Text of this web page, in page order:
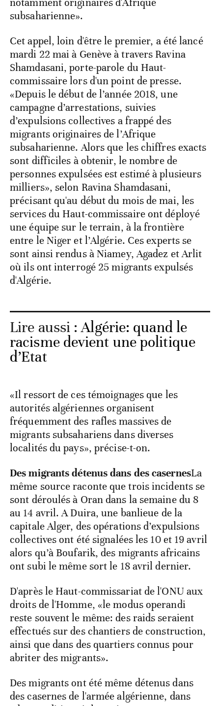
subsaharienne».
Cet appel, loin d'être le premier, a été lancé
mardi 22 mai à Genève à travers Ravina
Shamdasani, porte-parole du Haut-
commissaire lors d'un point de presse.
«Depuis le début de l’année 2018, une
campagne d’arrestations, suivies
d’expulsions collectives a frappé des
migrants originaires de l’Afrique
subsaharienne. Alors que les chiffres exacts
sont difficiles à obtenir, le nombre de
personnes expulsées est estimé à plusieurs
milliers», selon Ravina Shamdasani,
précisant qu'au début du mois de mai, les
services du Haut-commissaire ont déployé
une équipe sur le terrain, à la frontière
entre le Niger et l’Algérie. Ces experts se
sont ainsi rendus à Niamey, Agadez et Arlit
où ils ont interrogé 25 migrants expulsés
d'Algérie.
Lire aussi :Algérie: quand le
racisme devient une politique
d’Etat
«Il ressort de ces témoignages que les
autorités algériennes organisent
fréquemment des rafles massives de
migrants subsahariens dans diverses
localités du pays», précise-t-on.
Des migrants détenus dans des casernesLa
même source raconte que trois incidents se
sont déroulés à Oran dans la semaine du 8
au 14 avril. A Duira, une banlieue de la
capitale Alger, des opérations d’expulsions
collectives ont été signalées les 10 et 19 avril
alors qu’à Boufarik, des migrants africains
ont subi le même sort le 18 avril dernier.
D'après le Haut-commissariat de l'ONU aux
droits de l'Homme, «le modus operandi
reste souvent le même: des raids seraient
effectués sur des chantiers de construction,
ainsi que dans des quartiers connus pour
abriter des migrants».
Des migrants ont été même détenus dans
des casernes de l'armée algérienne, dans